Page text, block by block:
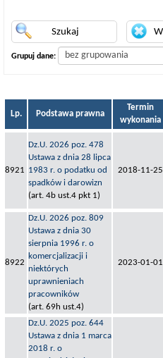
Grupuj dane:
Lp. Podstawa prawna
Termin
wykonania
8921
Dz.U. 2026 poz. 478
Ustawa z dnia 28 lipca
1983 r. o podatku od
spadków i darowizn
(art. 4b ust.4 pkt 1)
2018-11-25
8922
Dz.U. 2026 poz. 809
Ustawa z dnia 30
sierpnia 1996 r. o
komercjalizacji i
niektórych
uprawnieniach
pracowników
(art. 69h ust.4)
2023-01-01
Dz.U. 2025 poz. 644
Ustawa z dnia 1 marca
2018 r. o